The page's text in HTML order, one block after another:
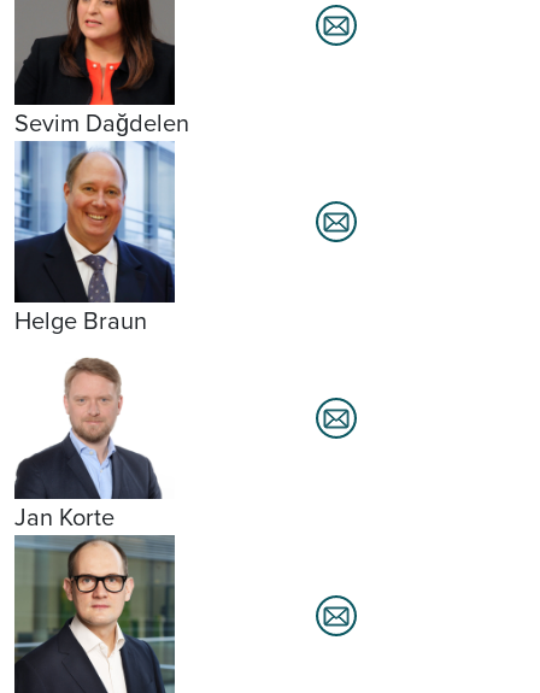
Sevim Dağdelen
Helge Braun
Jan Korte